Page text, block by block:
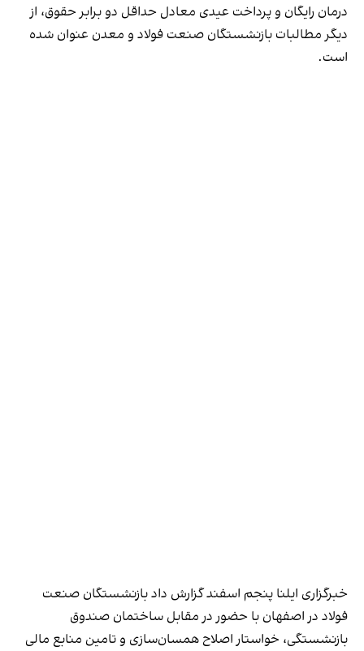
درمان رایگان و پرداخت عیدی معادل حداقل دو برابر حقوق، از
دیگر مطالبات بازنشستگان صنعت فولاد و معدن عنوان شده
است.
خبرگزاری ایلنا پنجم اسفند گزارش داد بازنشستگان صنعت
فولاد در اصفهان با حضور در مقابل ساختمان صندوق
بازنشستگی، خواستار اصلاح همسان‌سازی و تامین منابع مالی